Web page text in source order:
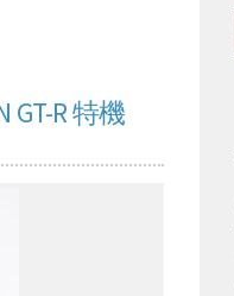
R 特機